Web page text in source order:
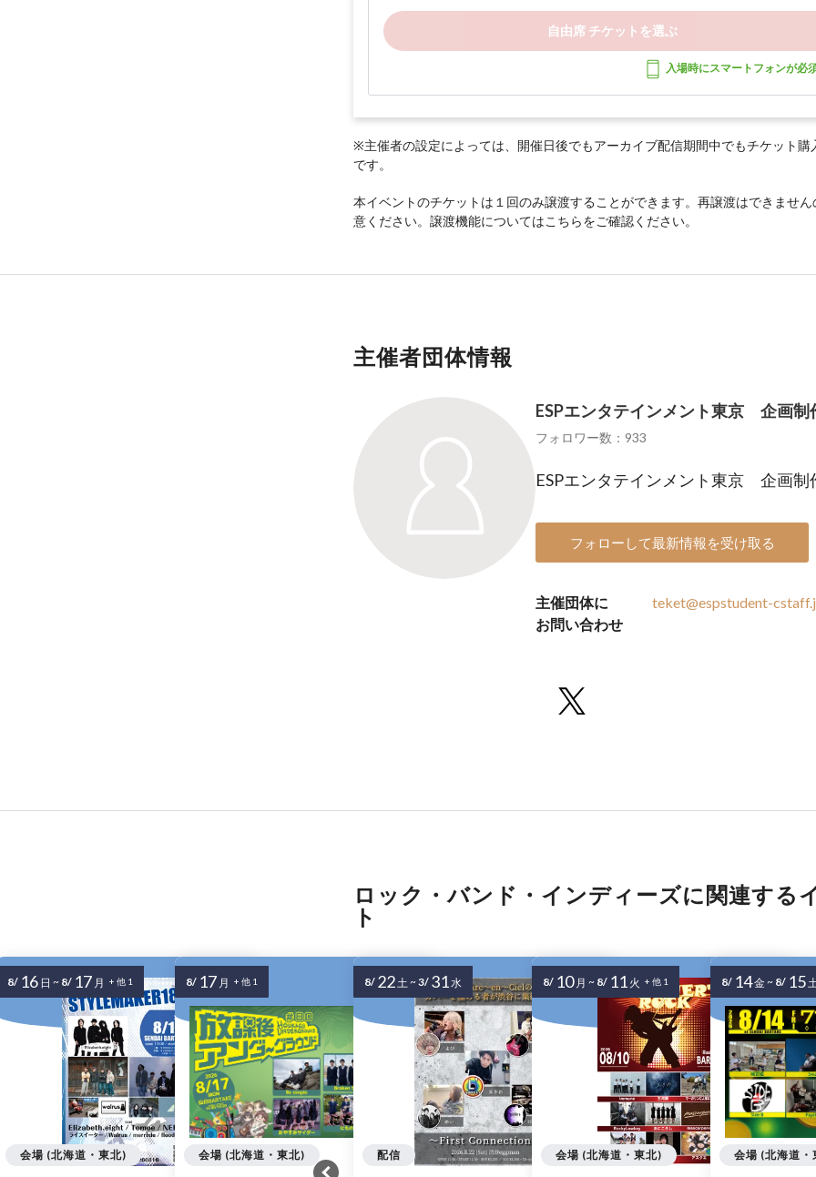
自由席 チケットを選ぶ
入場時にスマートフォンが必
※主催者の設定によっては、開催日後でもアーカイブ配信期間中でもチケット購
です。
本イベントのチケットは１回のみ譲渡することができます。再譲渡はできません
意ください。譲渡機能についてはこちらをご確認ください。
主催者団体情報
ESPエンタテインメント東京 企画制
フォロワー数：933
ESPエンタテインメント東京 企画制
フォローして最新情報を受け取る
主催団体に
お問い合わせ
teket@espstudent-
ロック・バンド・インディーズに関連する
ト
会場 (北海道・東北)
8/ 16 日 ~ 8/ 17 月 + 他 1
会場 (北海道・東北)
8/ 17 月 + 他 1
配信
8/ 22土~3/ 31水
会場 (北海道・東北)
8/ 10 月 ~ 8/ 11 火 + 他 1
会場 (北海道・
8/ 14金~ 8/ 15